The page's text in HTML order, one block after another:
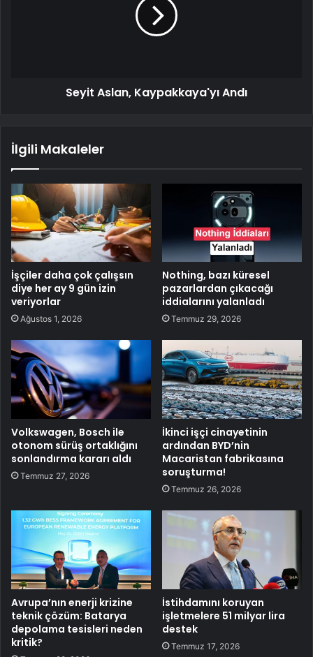
Seyit Aslan, Kaypakkaya'yı Andı
İlgili Makaleler
İşçiler daha çok çalışsın
diye her ay 9 gün izin
veriyorlar
Ağustos 1, 2026
Nothing, bazı küresel
pazarlardan çıkacağı
iddialarını yalanladı
Temmuz 29, 2026
Volkswagen, Bosch ile
otonom sürüş ortaklığını
sonlandırma kararı aldı
Temmuz 27, 2026
İkinci işçi cinayetinin
ardından BYD’nin
Macaristan fabrikasına
soruşturma!
Temmuz 26, 2026
Avrupa’nın enerji krizine
teknik çözüm: Batarya
depolama tesisleri neden
kritik?
İstihdamını koruyan
işletmelere 51 milyar lira
destek
Temmuz 17, 2026